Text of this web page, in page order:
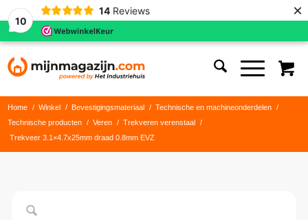
10
14 Reviews ×
Home / Winkel / Bevestigingsmateriaal / Technische en machineonderdelen
/
Technische producten
/ Veren / Trekveren verenstaal
/
Trekveer 3.1×4.7x25mm draad 0.8mm EVZ